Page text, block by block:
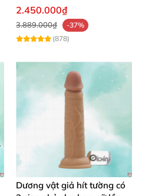
chế độ, chống nước
2.450.000₫
3.889.000₫
-37%
(878)
Dương vật giả hít tường có